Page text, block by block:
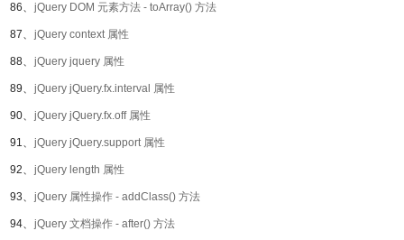
86、 jQuery DOM 元素方法 - toArray() 方法
87、 jQuery context 属性
88、 jQuery jquery 属性
89、 jQuery jQuery.fx.interval 属性
90、 jQuery jQuery.fx.off 属性
91、 jQuery jQuery.support 属性
92、 jQuery length 属性
93、 jQuery 属性操作 - addClass() 方法
94、 jQuery 文档操作 - after() 方法